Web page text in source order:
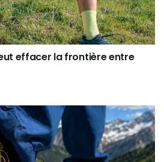
effacer la frontière entre